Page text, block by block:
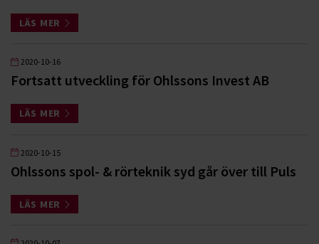
LÄS MER
2020-10-16
Fortsatt utveckling för Ohlssons Invest AB
LÄS MER
2020-10-15
Ohlssons spol- & rörteknik syd går över till Puls
LÄS MER